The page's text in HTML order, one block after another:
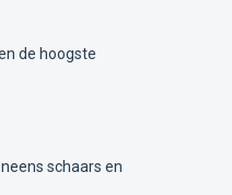
de hoogste
schaars en